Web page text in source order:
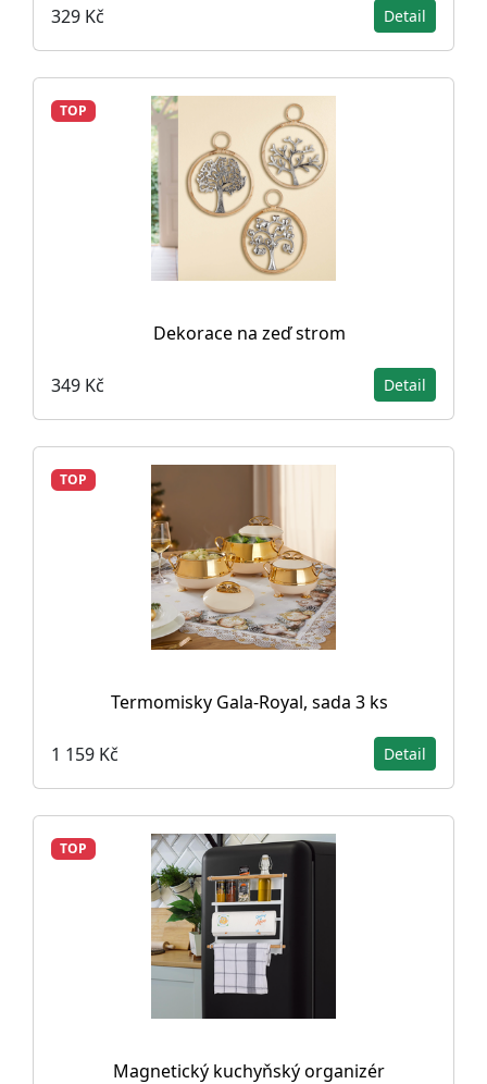
329 Kč Detail
TOP
Dekorace na zeď strom
349 Kč Detail
TOP
Termomisky Gala-Royal, sada 3 ks
1 159 Kč Detail
TOP
Magnetický kuchyňský organizér